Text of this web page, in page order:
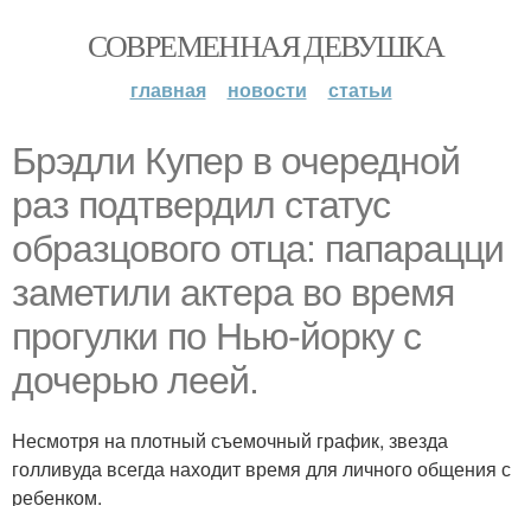
СОВРЕМЕННАЯ ДЕВУШКА
главная новости статьи
Брэдли Купер в очередной
раз подтвердил статус
образцового отца: папарацци
заметили актера во время
прогулки по Нью-йорку с
дочерью леей.
Несмотря на плотный съемочный график, звезда
голливуда всегда находит время для личного общения с
ребенком.